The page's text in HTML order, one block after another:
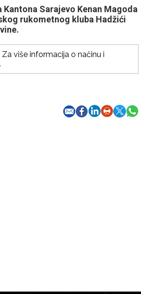
Sarajevo Kenan Magoda
rukometnog kluba Hadžići
Za više informacija o načinu i
.